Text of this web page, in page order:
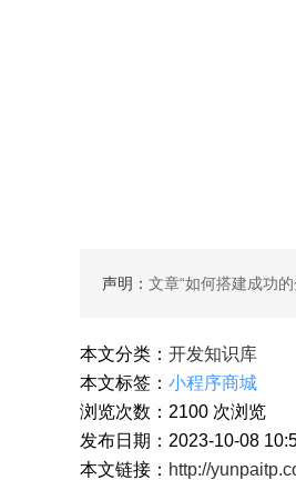
声明： 文章“如何搭建成功的
本文分类： 开发知识库
本文标签： 小程序商城
浏览次数： 2100 次浏览
发布日期：2023-10-08
本文链接： http://